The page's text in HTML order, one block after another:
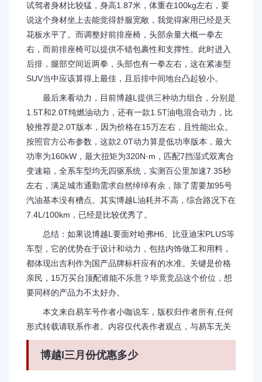
试驾者身材比较猛，身高1.87米，体重在100kg左右，要
说这个身材坐上去能觉得舒服宽敞，我觉得家用已经是天
花板水平了。而调整好前排座椅，头部余量大概一拳左
右，而前排座椅可以提供不错包裹性和支撑性。此时进入
后排，腿部空间近两拳，头部也有一拳左右，这在紧凑型
SUV当中应该算得上最佳，且后排中间地台凸起较小。
最后来看动力，目前博越L提供三种动力组合，分别是
1.5T和2.0T纯燃油动力，还有一款1.5T油电混合动力，比
较推荐是2.0T版本，因为价格在15万左右，且性能出众。
按照官方公布参数，这款2.0T动力算是低功率版本，最大
功率为160kW，最大扭矩为320N·m，匹配7挡湿式双离合
变速箱，全系车型均无四驱系统，实测百公里加速7.35秒
左右，满足城市通勤需求自然绰绰有余，除了需要加95号
汽油基本没有槽点。其实博越L油耗并不高，综合路况下在
7.4L/100km，已经是比较优秀了。
总结：如果说博越L要面对哈弗H6、比亚迪宋PLUS等
车型，它的优势在于设计和动力，包括内饰做工和用料，
都体现出吉利作为国产品牌标杆应有的水准。关键是价格
亲民，15万买台顶配谁能不乐意？毕竟竞品这个价位，想
要同样的产品力不太好办。
本文来自易车号作者小咖说车，版权归作者所有,任何
形式转载请联系作者。内容仅代表作者观点，与易车无关
博越l三月份优惠多少